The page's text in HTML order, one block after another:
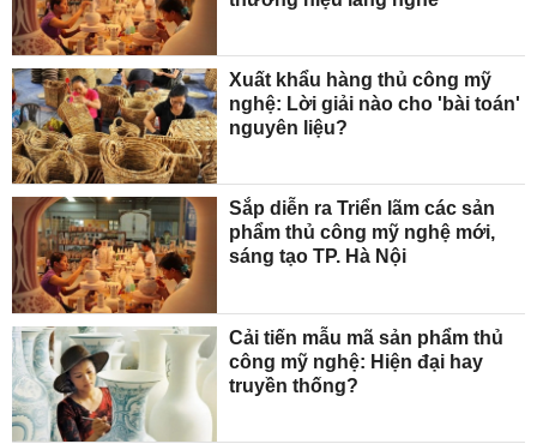
Xuất khẩu hàng thủ công mỹ
nghệ: Lời giải nào cho 'bài toán'
nguyên liệu?
Sắp diễn ra Triển lãm các sản
phẩm thủ công mỹ nghệ mới,
sáng tạo TP. Hà Nội
Cải tiến mẫu mã sản phẩm thủ
công mỹ nghệ: Hiện đại hay
truyền thống?